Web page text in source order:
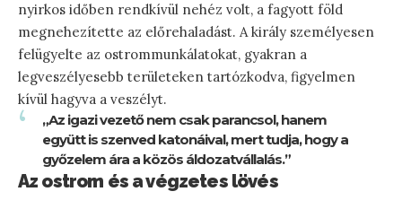
nyirkos időben rendkívül nehéz volt, a fagyott föld
megnehezítette az előrehaladást. A király személyesen
felügyelte az ostrommunkálatokat, gyakran a
legveszélyesebb területeken tartózkodva, figyelmen
kívül hagyva a veszélyt.
„Az igazi vezető nem csak parancsol, hanem
együtt is szenved katonáival, mert tudja, hogy a
győzelem ára a közös áldozatvállalás.”
Az ostrom és a végzetes lövés